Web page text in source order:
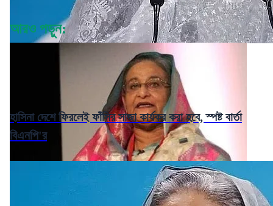
আরও পড়ুন:
হাসিনা দেশে ফিরলেই ফাঁসির সাজা কার্যকর করা হবে, স্পষ্ট বার্তা
বিএনপি'র